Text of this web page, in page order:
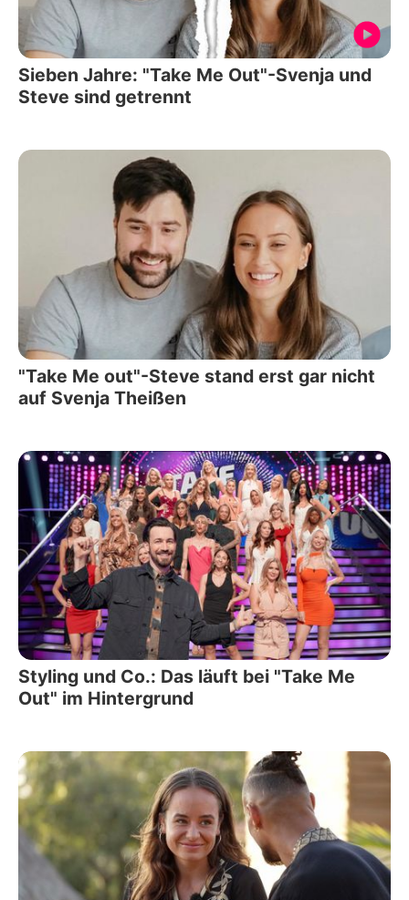
Sieben Jahre: "Take Me Out"-Svenja und
Steve sind getrennt
"Take Me out"-Steve stand erst gar nicht
auf Svenja Theißen
Styling und Co.: Das läuft bei "Take Me
Out" im Hintergrund